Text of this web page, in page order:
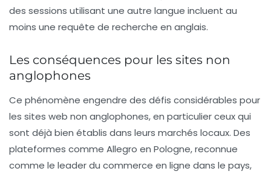
des sessions utilisant une autre langue incluent au
moins une requête de recherche en anglais.
Les conséquences pour les sites non
anglophones
Ce phénomène engendre des défis considérables pour
les sites web non anglophones, en particulier ceux qui
sont déjà bien établis dans leurs marchés locaux. Des
plateformes comme Allegro en Pologne, reconnue
comme le leader du commerce en ligne dans le pays,